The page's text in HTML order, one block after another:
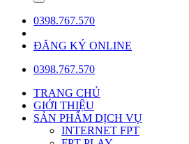
0398.767.570
ĐĂNG KÝ ONLINE
0398.767.570
TRANG CHỦ
GIỚI THIỆU
SẢN PHẨM DỊCH VỤ
INTERNET FPT